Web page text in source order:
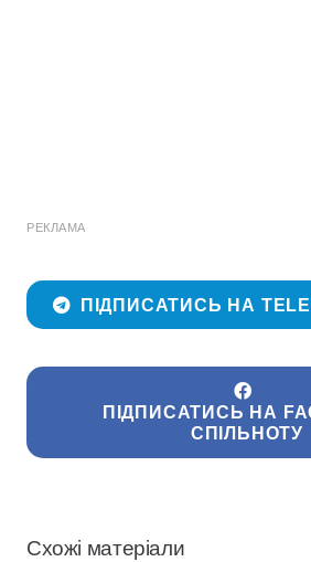
РЕКЛАМА
ПІДПИСАТИСЬ НА
ПІДПИСАТИСЬ НА
СПІЛЬНОТУ
Схожі матеріали